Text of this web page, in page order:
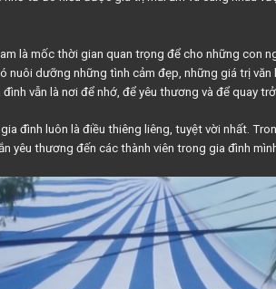
là mốc thời gian quan trọng để cho những con
nuôi dưỡng những tình cảm đẹp, những giá trị
vẫn là nơi để nhớ, để yêu thương và để quay
đình luôn là điều thiêng liêng, tuyệt vời nhất.
yêu thương đến các thành viên trong gia đình